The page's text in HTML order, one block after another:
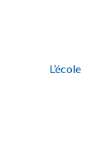
content
L’école